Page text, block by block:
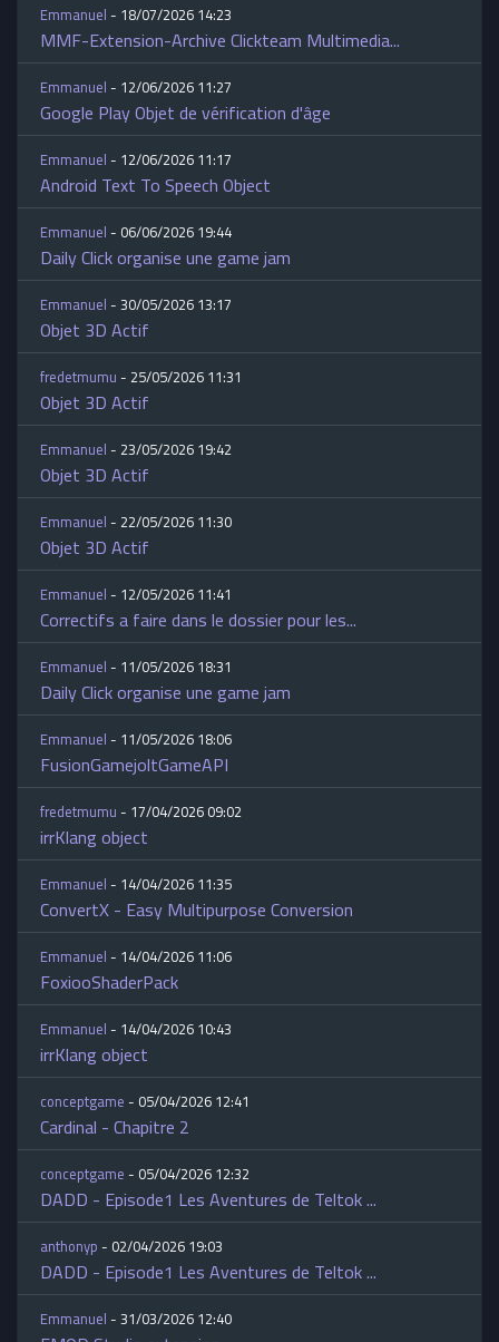
Emmanuel- 18/07/2026 14:23
MMF-Extension-Archive Clickteam Multimedia...
Emmanuel- 12/06/2026 11:27
Google Play Objet de vérification d'âge
Emmanuel- 12/06/2026 11:17
Android Text To Speech Object
Emmanuel- 06/06/2026 19:44
Daily Click organise une game jam
Emmanuel- 30/05/2026 13:17
Objet 3D Actif
fredetmumu- 25/05/2026 11:31
Objet 3D Actif
Emmanuel- 23/05/2026 19:42
Objet 3D Actif
Emmanuel- 22/05/2026 11:30
Objet 3D Actif
Emmanuel- 12/05/2026 11:41
Correctifs a faire dans le dossier pour les...
Emmanuel- 11/05/2026 18:31
Daily Click organise une game jam
Emmanuel- 11/05/2026 18:06
FusionGamejoltGameAPI
fredetmumu- 17/04/2026 09:02
irrKlang object
Emmanuel- 14/04/2026 11:35
ConvertX - Easy Multipurpose Conversion
Emmanuel- 14/04/2026 11:06
FoxiooShaderPack
Emmanuel- 14/04/2026 10:43
irrKlang object
conceptgame- 05/04/2026 12:41
Cardinal - Chapitre 2
conceptgame- 05/04/2026 12:32
DADD - Episode1 Les Aventures de Teltok ...
anthonyp- 02/04/2026 19:03
DADD - Episode1 Les Aventures de Teltok ...
Emmanuel- 31/03/2026 12:40